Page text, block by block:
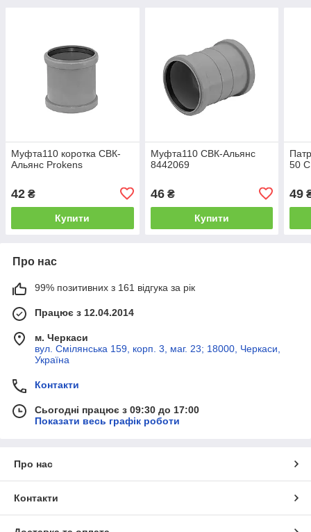
Муфта110 коротка СВК-
Альянс Prokens
42 ₴
Купити
Муфта110 СВК-Альянс
8442069
46₴
Купити
50
49
Про нас
99% позитивних з 161 відгука за рік
Працює з 12.04.2014
м. Черкаси
вул. Смілянська 159, корп. 3, маг. 23; 18000, Черкаси,
Україна
Контакти
Сьогодні працює з 09:30 до 17:00
Показати весь графік роботи
Про нас
Контакти